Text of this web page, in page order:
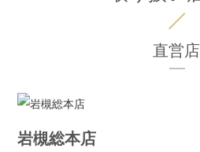
直営店
岩槻総本店